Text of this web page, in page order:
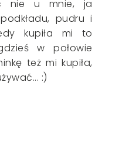
nie u mnie, ja
pudru i
kupiła mi to
w połowie
też mi kupiła,
:)